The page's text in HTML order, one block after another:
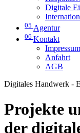
Digitale
05 Agentur
06 Kontakt
Impressum
Anfahrt
AGB
Digitales Handwerk -
Projekte
der